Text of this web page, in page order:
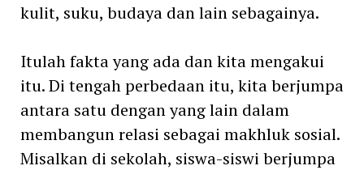
kulit, suku, budaya dan lain sebagainya.
Itulah fakta yang ada dan kita mengakui
itu. Di tengah perbedaan itu, kita berjumpa
antara satu dengan yang lain dalam
membangun relasi sebagai makhluk sosial.
Misalkan di sekolah, siswa-siswi berjumpa